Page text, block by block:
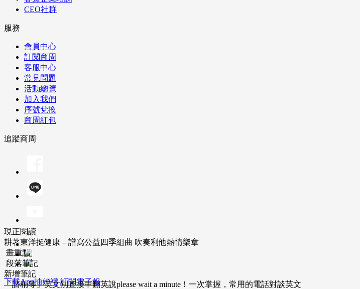
CEO社群
服務
會員中心
訂閱商周
客服中心
常見問題
活動總覽
加入我們
序號兌換
商周紅包
追蹤商周
下載App抽好禮 訂閱電子報
現正閱讀
耕著東洋挺健康 – 譜寫公益四季組曲 吹奏利他熱情樂章
畫重點
段落筆記
新增筆記
「請稍等」英文別直接中翻英說please wait a minute！一次掌握，常用的電話對談英文